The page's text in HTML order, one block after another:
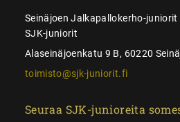
Seinäjoen Jalkapallokerho-
SJK-juniorit
Alaseinäjoenkatu 9 B, 60220
toimisto@sjk-juniorit.fi
Seuraa SJK-junioreita